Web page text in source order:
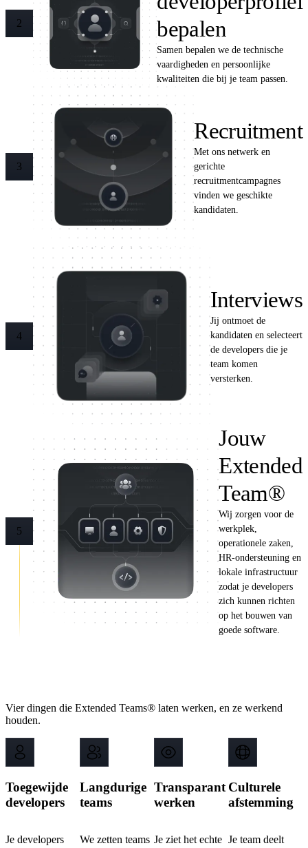
2
bepalen
Samen bepalen we de technische
vaardigheden en persoonlijke
kwaliteiten die bij je team passen.
3
Recruitment
Met ons netwerk en
gerichte
recruitmentcampagnes
vinden we geschikte
kandidaten.
4
Interviews
Jij ontmoet de
kandidaten en selecteert
de developers die je
team komen
versterken.
5
Jouw
Extended
Team®
Wij zorgen voor de
werkplek,
operationele zaken,
HR-ondersteuning en
lokale infrastructuur
zodat je developers
zich kunnen richten
op het bouwen van
goede software.
Vier dingen die Extended Teams® laten werken, en ze werkend
houden.
Toegewijde
developers
Je developers
Langdurige
teams
We zetten teams
Transparant
werken
Je ziet het echte
Culturele
afstemming
Je team deelt